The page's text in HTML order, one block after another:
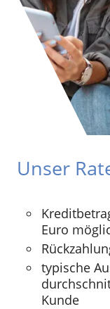
Unser
Euro
typische
Kunde